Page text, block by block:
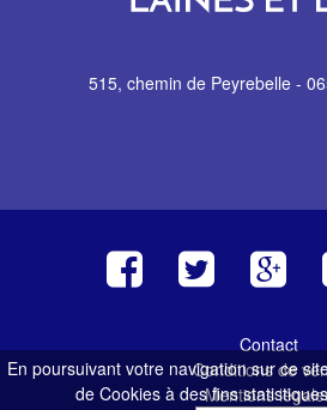
515, chemin de Peyrebelle -
Contact
Conditions de
Mentions
En poursuivant votre navigation sur ce
de Cookies à des fins